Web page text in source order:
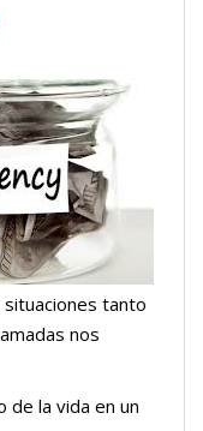
tanto
nos
de la vida en un